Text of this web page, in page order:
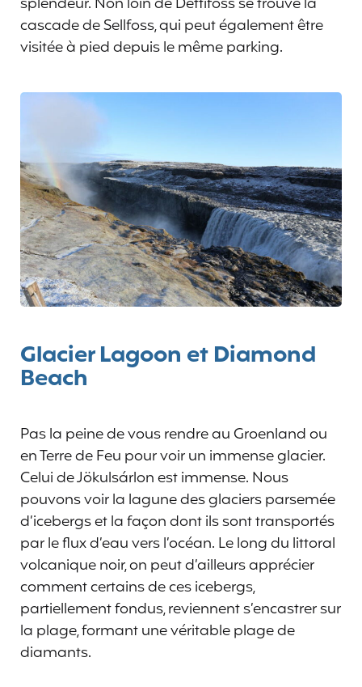
cascade de Sellfoss, qui peut également être
visitée à pied depuis le même parking.
Glacier Lagoon et Diamond
Beach
Pas la peine de vous rendre au Groenland ou
en Terre de Feu pour voir un immense glacier.
Celui de Jökulsárlon est immense. Nous
pouvons voir la lagune des glaciers parsemée
d’icebergs et la façon dont ils sont transportés
par le flux d’eau vers l’océan. Le long du littoral
volcanique noir, on peut d’ailleurs apprécier
comment certains de ces icebergs,
partiellement fondus, reviennent s’encastrer sur
la plage, formant une véritable plage de
diamants.